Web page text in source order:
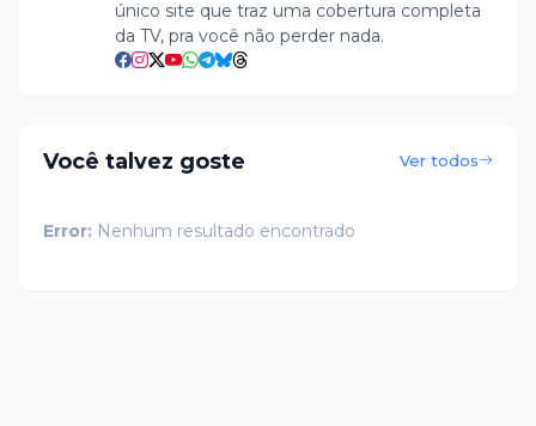
único site que traz uma cobertura completa
da TV, pra você não perder nada.
Você talvez goste Ver todos
Error: Nenhum resultado encontrado